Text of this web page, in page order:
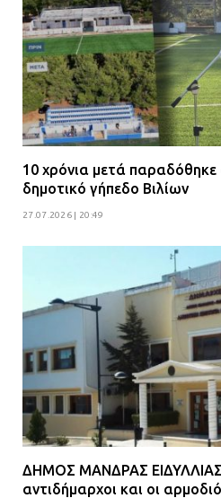
ΔΗΜΟΣ
νέα
ενισχύουν
08.07.2026 | 09:40
Ομάδα
ρόπαλα και
ανήλικους
Άνω Λιόσια:
σε
η αστυνομία
τον ειδικό
07.07.2026 | 09:56
Βούλα:
κατοίκους
«Τρέχουν με
07.07.2026 | 09:48
10 χρόνια μετά παραδόθηκε
δημοτικό γήπεδο Βιλίων
27.07.2026 | 20:49
ΔΗΜΟΣ ΜΑΝΔΡΑΣ
αντιδήμαρχοι και οι